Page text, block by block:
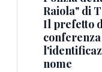
Raiola" di
Il prefetto
nome